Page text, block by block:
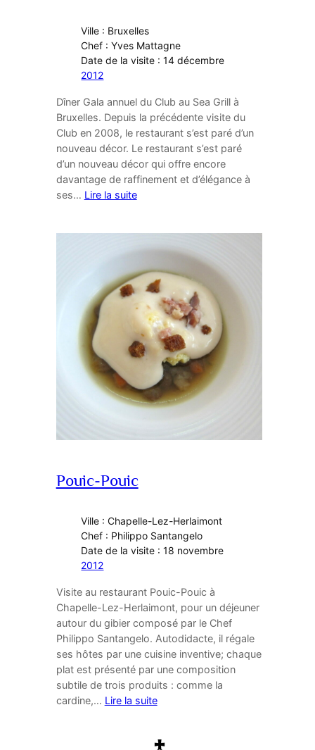
Ville : Bruxelles
Chef : Yves Mattagne
Date de la visite : 14 décembre
2012
Dîner Gala annuel du Club au Sea Grill à
Bruxelles. Depuis la précédente visite du
Club en 2008, le restaurant s’est paré d’un
nouveau décor. Le restaurant s’est paré
d’un nouveau décor qui offre encore
davantage de raffinement et d’élégance à
ses… Lire la suite
Pouic-Pouic
Ville : Chapelle-Lez-Herlaimont
Chef : Philippo Santangelo
Date de la visite : 18 novembre
2012
Visite au restaurant Pouic-Pouic à
Chapelle-Lez-Herlaimont, pour un déjeuner
autour du gibier composé par le Chef
Philippo Santangelo. Autodidacte, il régale
ses hôtes par une cuisine inventive; chaque
plat est présenté par une composition
subtile de trois produits : comme la
cardine,… Lire la suite